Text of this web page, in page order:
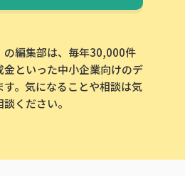
の編集部は、毎年30,000件
といった中小企業向けのデ
。気になることや相談は気
ください。